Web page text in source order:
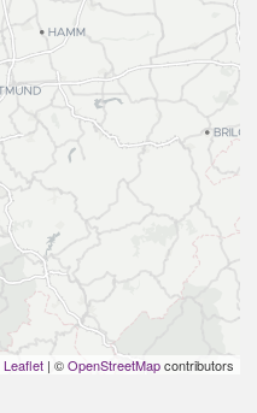
Leaflet | ©OpenStreetMapcontributors